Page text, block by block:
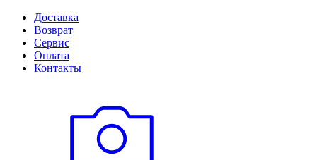
Доставка
Возврат
Сервис
Оплата
Контакты